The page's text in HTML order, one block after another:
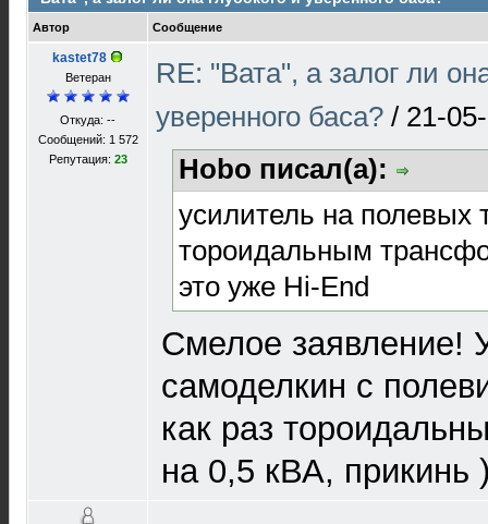
Автор Сообщение
kastet78
Ветеран
Откуда: --
Сообщений: 1 572
Репутация: 23
RE: "Вата", а залог ли
уверенного баса? / 21-
Hobo писал(а):
усилитель на полевых
тороидальным
это уже Hi-End
Смелое заявление!
самоделкин с
как раз
на 0,5 кВА, прикинь